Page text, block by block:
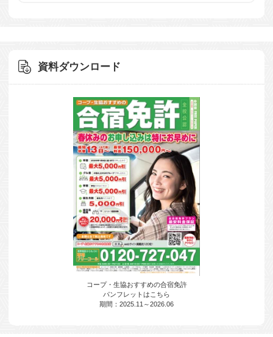
資料ダウンロード
コープ・生協おすすめの合宿免許
パンフレットはこちら
期間：2025.11～2026.06